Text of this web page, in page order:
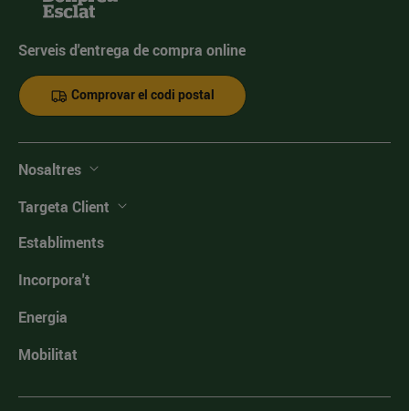
Serveis d'entrega de compra online
Comprovar el codi postal
Nosaltres
Targeta Client
Establiments
Incorpora't
Energia
Mobilitat